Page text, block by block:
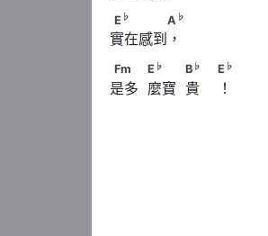
E♭ A
E ♭ A ♭
實在感到，
Fm　　            E♭
Fm E ♭ B ♭ E ♭
是多  麼寶  貴    ！